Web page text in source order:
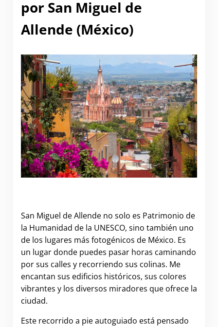
por San Miguel de
Allende (México)
San Miguel de Allende no solo es Patrimonio de
la Humanidad de la UNESCO, sino también uno
de los lugares más fotogénicos de México. Es
un lugar donde puedes pasar horas caminando
por sus calles y recorriendo sus colinas. Me
encantan sus edificios históricos, sus colores
vibrantes y los diversos miradores que ofrece la
ciudad.
Este recorrido a pie autoguiado está pensado